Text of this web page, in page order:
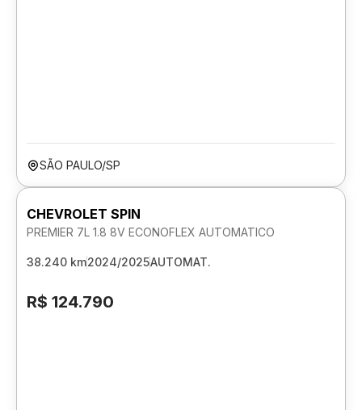
SÃO PAULO/SP
CHEVROLET SPIN
PREMIER 7L 1.8 8V ECONOFLEX AUTOMATICO
38.240 km2024/2025AUTOMAT.
R$ 124.790